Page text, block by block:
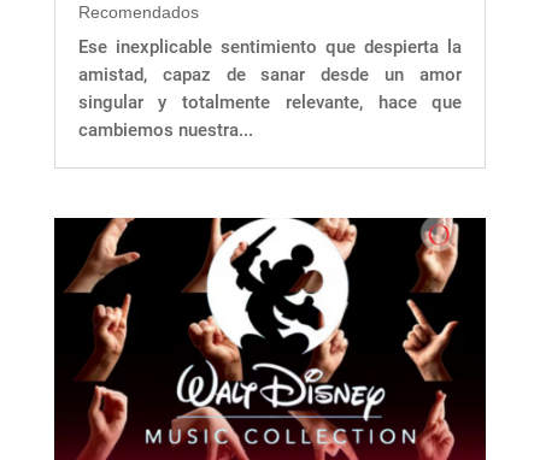
Recomendados
Ese inexplicable sentimiento que despierta la
amistad, capaz de sanar desde un amor
singular y totalmente relevante, hace que
cambiemos nuestra...